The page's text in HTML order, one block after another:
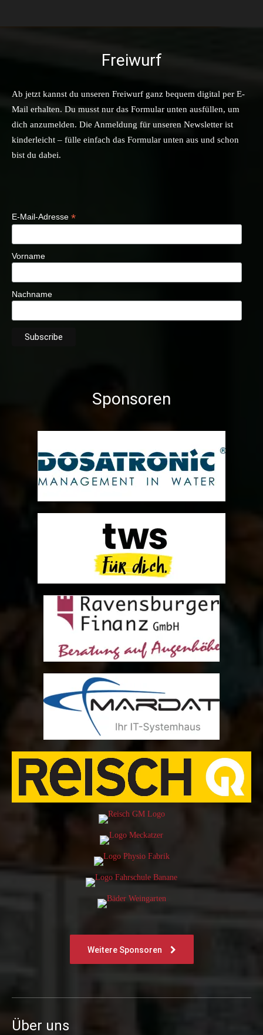
Freiwurf
Ab jetzt kannst du unseren Freiwurf ganz bequem digital per E-
Mail erhalten. Du musst nur das Formular unten ausfüllen, um
dich anzumelden. Die Anmeldung für unseren Newsletter ist
kinderleicht – fülle einfach das Formular unten aus und schon
bist du dabei.
E-Mail-Adresse *
Vorname
Nachname
Sponsoren
Weitere Sponsoren
Über uns